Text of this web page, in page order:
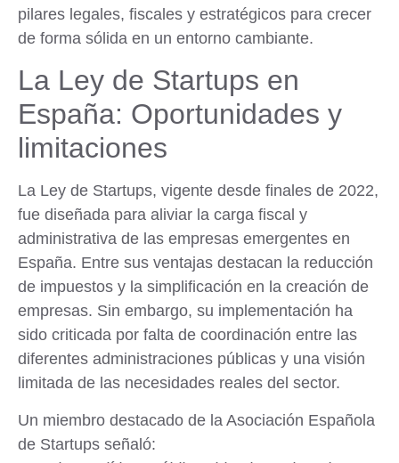
pilares legales, fiscales y estratégicos para crecer
de forma sólida en un entorno cambiante.
La Ley de Startups en
España: Oportunidades y
limitaciones
La Ley de Startups, vigente desde finales de 2022,
fue diseñada para aliviar la carga fiscal y
administrativa de las empresas emergentes en
España. Entre sus ventajas destacan la reducción
de impuestos y la simplificación en la creación de
empresas. Sin embargo, su implementación ha
sido criticada por falta de coordinación entre las
diferentes administraciones públicas y una visión
limitada de las necesidades reales del sector.
Un miembro destacado de la Asociación Española
de Startups señaló: